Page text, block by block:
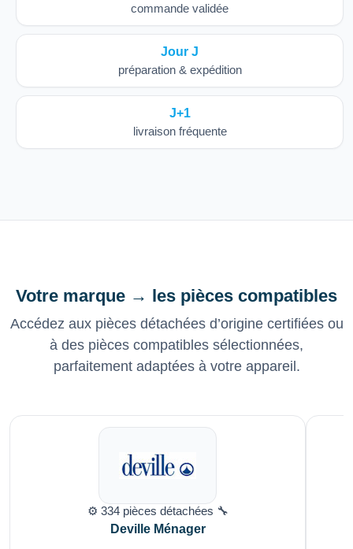
commande validée
Jour J
préparation & expédition
J+1
livraison fréquente
Votre marque → les pièces compatibles
Accédez aux pièces détachées d’origine certifiées ou
à des pièces compatibles sélectionnées,
parfaitement adaptées à votre appareil.
⚙️ 334 pièces détachées 🔧
Deville Ménager